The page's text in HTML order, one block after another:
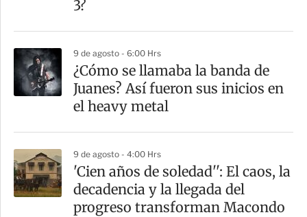
3?
9 de agosto - 6:00 Hrs
¿Cómo se llamaba la banda de
Juanes? Así fueron sus inicios en
el heavy metal
9 de agosto - 4:00 Hrs
'Cien años de soledad'': El caos, la
decadencia y la llegada del
progreso transforman Macondo